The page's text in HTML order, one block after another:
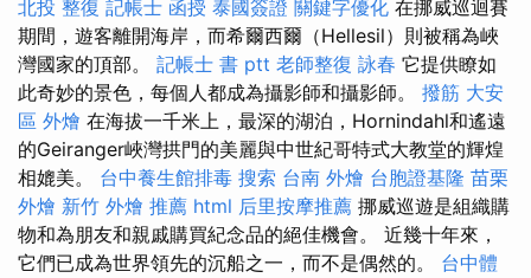
北投 整復 記帳士 函授 泰國簽證 關鍵字優化 在挪威巡迴賽
期間，遊客離開海岸，而希爾西爾（Hellesil）則被稱為峽
灣國家的頂部。 記帳士 書 ptt 老師整復 詠春 它提供瞭如
此奇妙的景色，每個人都成為攝影師和攝影師。 撥筋 大安
區 外燴 在海拔一千米上，最深的湖泊，Hornindahl和遙遠
的Geiranger峽灣拱門的美麗與中世紀哥特式大教堂的輝煌
相媲美。 台中養生館排毒 搜索 台南 外燴 台胞證基隆 苗栗
外燴 新竹 外燴 推薦 html 后里按摩推薦 挪威巡遊是組織購
物和為朋友和親戚購買紀念品的絕佳機會。 近幾十年來，
它們已成為世界領先的沉船之一，而不是偶然的。 台中體